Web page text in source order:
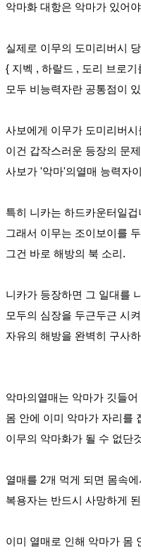
악마화 대항은 악마가 있어
실제로 이무의 도미리버시
{ 지벡 , 하랄드 , 도리 브로
모두 비능력자란 공통점이
사보에게 이무가 도미리버
이건 갑작스러운 등장의 문
사보가 '악마'의열매 능력자
특히 니카는 하드카운터일겁
그래서 이무는 조이보이를
그건 바로 해방의 북 소리.
니카가 등장하면 그 일대를
모두의 심장을 두근두근 시
자유의 해방을 완벽히 구사
악마의열매는 악마가 깃들어
몸 안에 이미 악마가 자리를
이무의 악마화가 될 수 없단
열매를 2개 먹게 되면 몸속
복용자는 반드시 사망하게
이미 열매로 인해 악마가 몸